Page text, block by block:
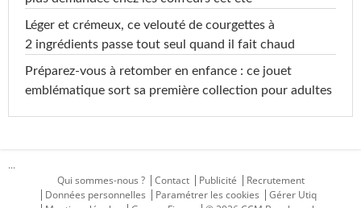
Léger et crémeux, ce velouté de courgettes à
2 ingrédients passe tout seul quand il fait chaud
Préparez-vous à retomber en enfance : ce jouet
emblématique sort sa première collection pour adultes
...
Qui sommes-nous ?
Contact Publicité
Recrutement
Données personnelles
Paramétrer les cookies
Gérer Utiq